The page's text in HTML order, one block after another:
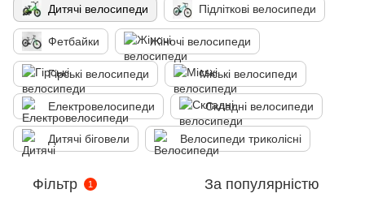
Дитячі велосипеди Підліткові велосипеди
Фетбайки Жіночі велосипеди
Гірські велосипеди Міські велосипеди
Електровелосипеди Складні велосипеди
Дитячі біговели Велосипеди триколісні
Фільтр 1 За популярністю